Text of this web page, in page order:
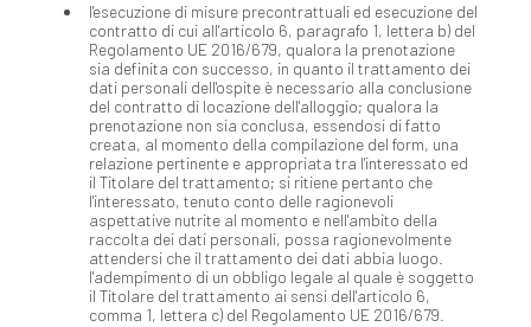
l'esecuzione di misure precontrattuali ed esecuzione del
contratto di cui all'articolo 6, paragrafo 1, lettera b) del
Regolamento UE 2016/679, qualora la prenotazione
sia definita con successo, in quanto il trattamento dei
dati personali dell'ospite è necessario alla conclusione
del contratto di locazione dell'alloggio; qualora la
prenotazione non sia conclusa, essendosi di fatto
creata, al momento della compilazione del form, una
relazione pertinente e appropriata tra l'interessato ed
il Titolare del trattamento; si ritiene pertanto che
l'interessato, tenuto conto delle ragionevoli
aspettative nutrite al momento e nell'ambito della
raccolta dei dati personali, possa ragionevolmente
attendersi che il trattamento dei dati abbia luogo.
l'adempimento di un obbligo legale al quale è soggetto
il Titolare del trattamento ai sensi dell'articolo 6,
comma 1, lettera c) del Regolamento UE 2016/679.